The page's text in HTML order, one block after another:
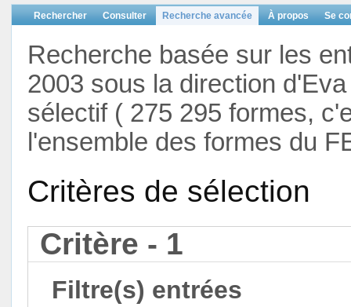
Rechercher Consulter Recherche avancée À propos Se
Recherche basée sur les
2003 sous la direction
sélectif ( 275 295 formes,
l'ensemble des formes du
Critères de sélection
Critère - 1
Filtre(s) entrées